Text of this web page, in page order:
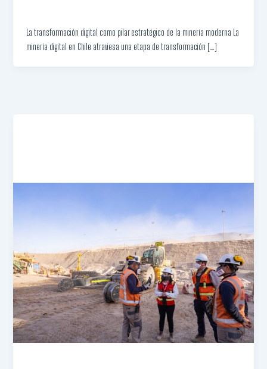
La transformación digital como pilar estratégico de la minería moderna La
minería digital en Chile atraviesa una etapa de transformación […]